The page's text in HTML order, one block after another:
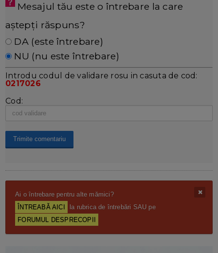
Mesajul tău este o întrebare la care
aștepți răspuns?
DA (este întrebare)
NU (nu este întrebare)
Introdu codul de validare rosu in casuta de cod:
0217026
Cod:
Ai o întrebare pentru alte mămici?
ÎNTREABĂ AICI
la rubrica de întrebări SAU pe
FORUMUL DESPRECOPII